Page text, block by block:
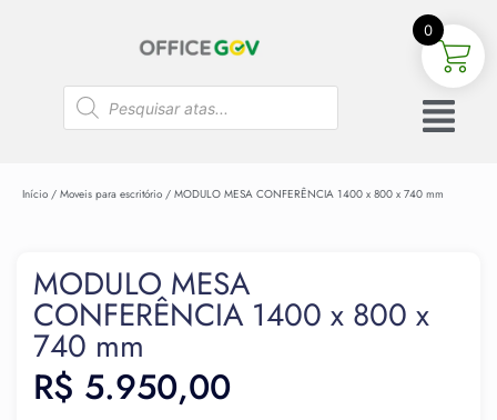
Início / Moveis para escritório / MODULO MESA CONFERÊNCIA 1400 x 800 x 740 mm
MODULO MESA
CONFERÊNCIA 1400 x 800 x
740 mm
R$ 5.950,00
0